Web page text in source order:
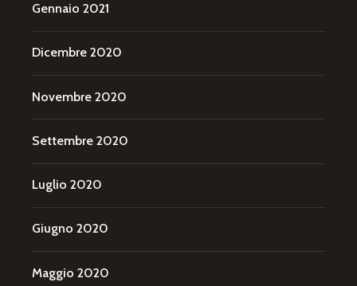
Gennaio 2021
Dicembre 2020
Novembre 2020
Settembre 2020
Luglio 2020
Giugno 2020
Maggio 2020